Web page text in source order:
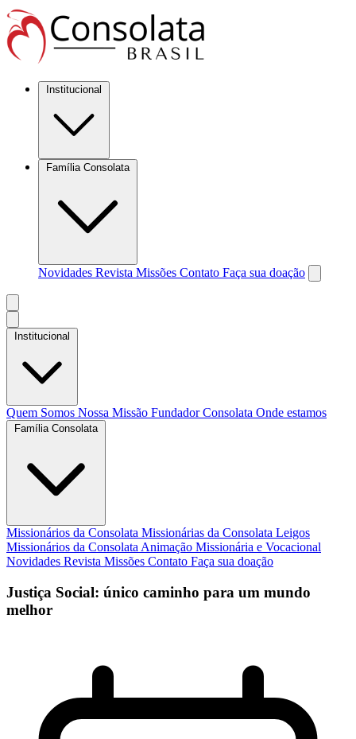
Institucional
Família Consolata
Novidades Revista Missões Contato Faça sua doação
Institucional
Quem Somos Nossa Missão FundadorConsolata Onde estamos
Família Consolata
Missionários da Consolata Missionárias da Consolata Leigos
Missionários da Consolata Animação Missionária e Vocacional
Novidades Revista Missões Contato Faça sua doação
Justiça Social: único caminho para um mundo
melhor